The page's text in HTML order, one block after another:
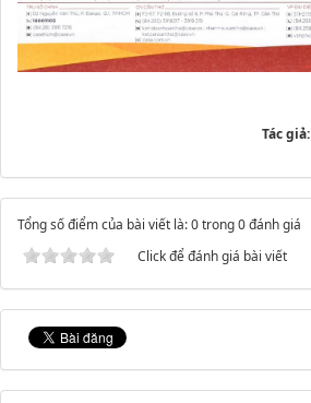
Tác giả:
Tổng số điểm của bài viết là: 0 trong 0 đánh giá
Click để đánh giá bài viết